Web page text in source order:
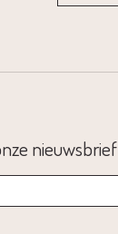
nieuwsbrief